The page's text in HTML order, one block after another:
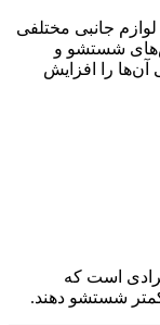
لوازم جانبی مختلفی
شستشو و
را افزایش
است که
شستشو دهند.